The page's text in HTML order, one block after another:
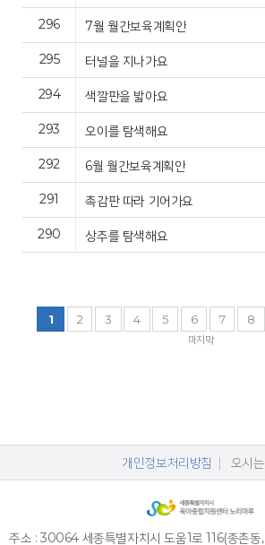
296 7월 월간보육계획안
295 터널을 지나가요
294 색깔판을 밟아요
293 오이를 탐색해요
292 6월 월간보육계획안
291 촉감판 따라 기어가요
290 상추를 탐색해요
1 2 3 4 5 6 7 8
마지막
개인정보처리방침 오시
주소 : 30064 세종특별자치시 도움1로 116(종촌동